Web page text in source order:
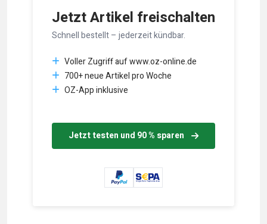
Jetzt Artikel freischalten
Schnell bestellt – jederzeit kündbar.
Voller Zugriff auf www.oz-online.de
700+ neue Artikel pro Woche
OZ-App inklusive
Jetzt testen und 90 % sparen